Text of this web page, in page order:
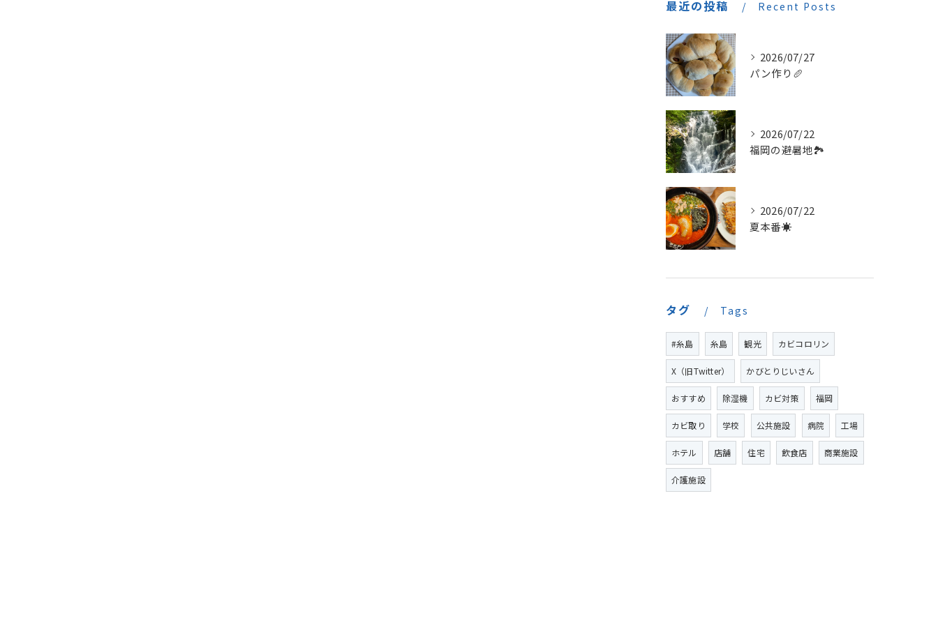
最近の投稿 Recent Posts
2026/07/27
パン作り🥖
2026/07/22
福岡の避暑地🏞️
2026/07/22
夏本番☀️
タグ Tags
#糸島 糸島 観光 カビコロリン
X（旧Twitter） かびとりじいさん
おすすめ 除湿機 カビ対策 福岡
カビ取り 学校 公共施設 病院 工場
ホテル 店舗 住宅 飲食店 商業施設
介護施設